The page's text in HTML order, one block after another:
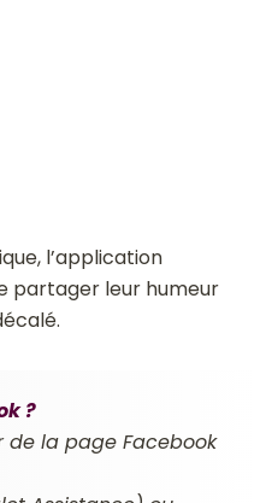
l’application
partager leur humeur
?
de la page Facebook